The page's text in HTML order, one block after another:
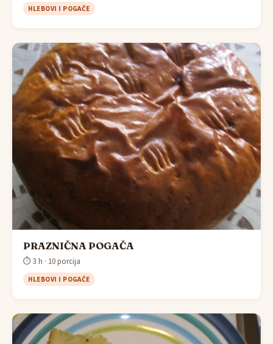
HLEBOVI I POGAČE
PRAZNIČNA POGAČA
⏱ 3 h · 10 porcija
HLEBOVI I POGAČE